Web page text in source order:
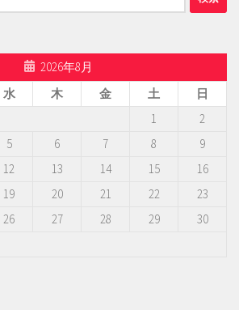
2026年8月
水 木 金 土
日
1
2
5 6 7 8
9
12 13 14 15
16
19 20 21 22
23
26 27 28 29
30